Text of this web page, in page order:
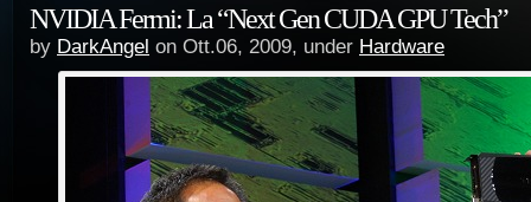
NVIDIA Fermi: La “Next Gen CUDA GPU Tech”
by DarkAngel on Ott.06, 2009, under Hardware